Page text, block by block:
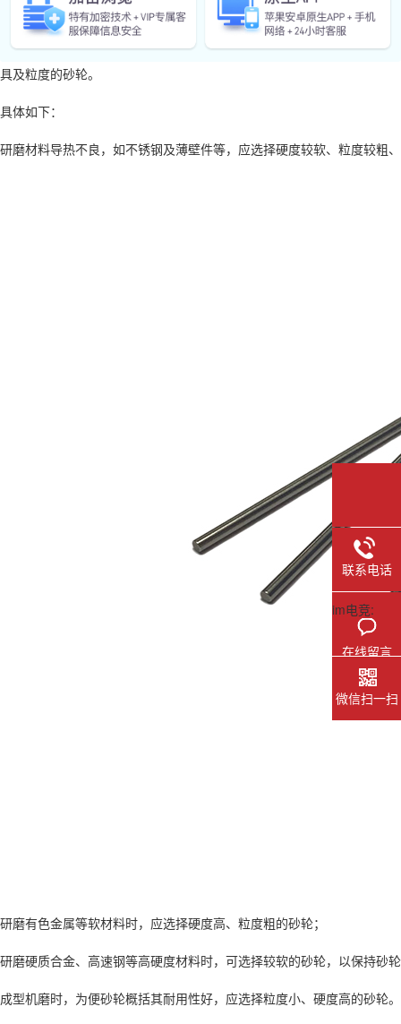
由于东莞im电竞:五金配件的强度、硬度、韧性、导热性能直接影响加
具及粒度的砂轮。
具体如下：
研磨材料导热不良，如不锈钢及薄壁件等，应选择硬度较软、粒度较粗
研磨有色金属等软材料时，应选择硬度高、粒度粗的砂轮；
研磨硬质合金、高速钢等高硬度材料时，可选择较软的砂轮，以保持砂
成型机磨时，为便砂轮概括其耐用性好，应选择粒度小、硬度高的砂轮。
联系电话
im电竞:
在线留言
微信扫一扫